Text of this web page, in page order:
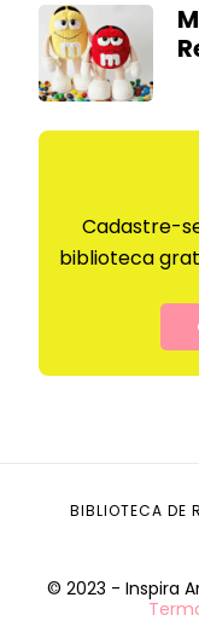
Cadastre-
biblioteca
© 2023 - Inspira
BIBLIOTECA DE